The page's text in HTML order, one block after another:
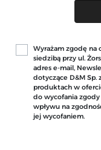
Wyrażam zgodę na
siedzibą przy ul.
adres e-mail,
dotyczące D&M Sp.
produktach w
do wycofania
wpływu na
jej wycofaniem.